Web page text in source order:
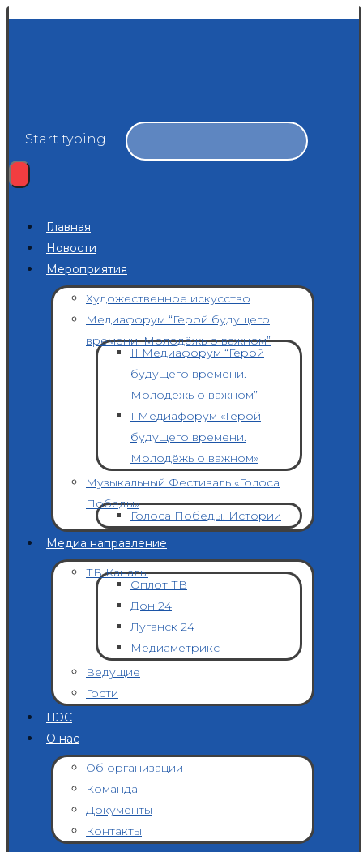
Start typing
Главная
Новости
Мероприятия
Художественное искусство
Медиафорум “Герой будущего
времени. Молодёжь о важном”
II Медиафорум “Герой
будущего времени.
Молодёжь о важном”
I Медиафорум «Герой
будущего времени.
Молодёжь о важном»
Музыкальный Фестиваль «Голоса
Победы»
Голоса Победы. Истории
Медиа направление
ТВ Каналы
Оплот ТВ
Дон 24
Луганск 24
Медиаметрикс
Ведущие
Гости
НЭС
О нас
Об организации
Команда
Документы
Контакты